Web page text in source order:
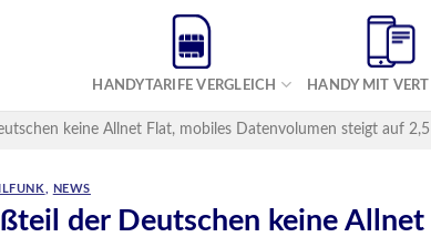
HANDYTARIFE VERGLEICH HANDY MIT
keine Allnet Flat, mobiles Datenvolumen steigt auf
NEWS
der Deutschen keine Allnet